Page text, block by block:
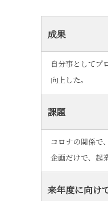
成果
自分事としてプ
向上した。
課題
コロナの関係で
企画だけで、起
来年度に向け